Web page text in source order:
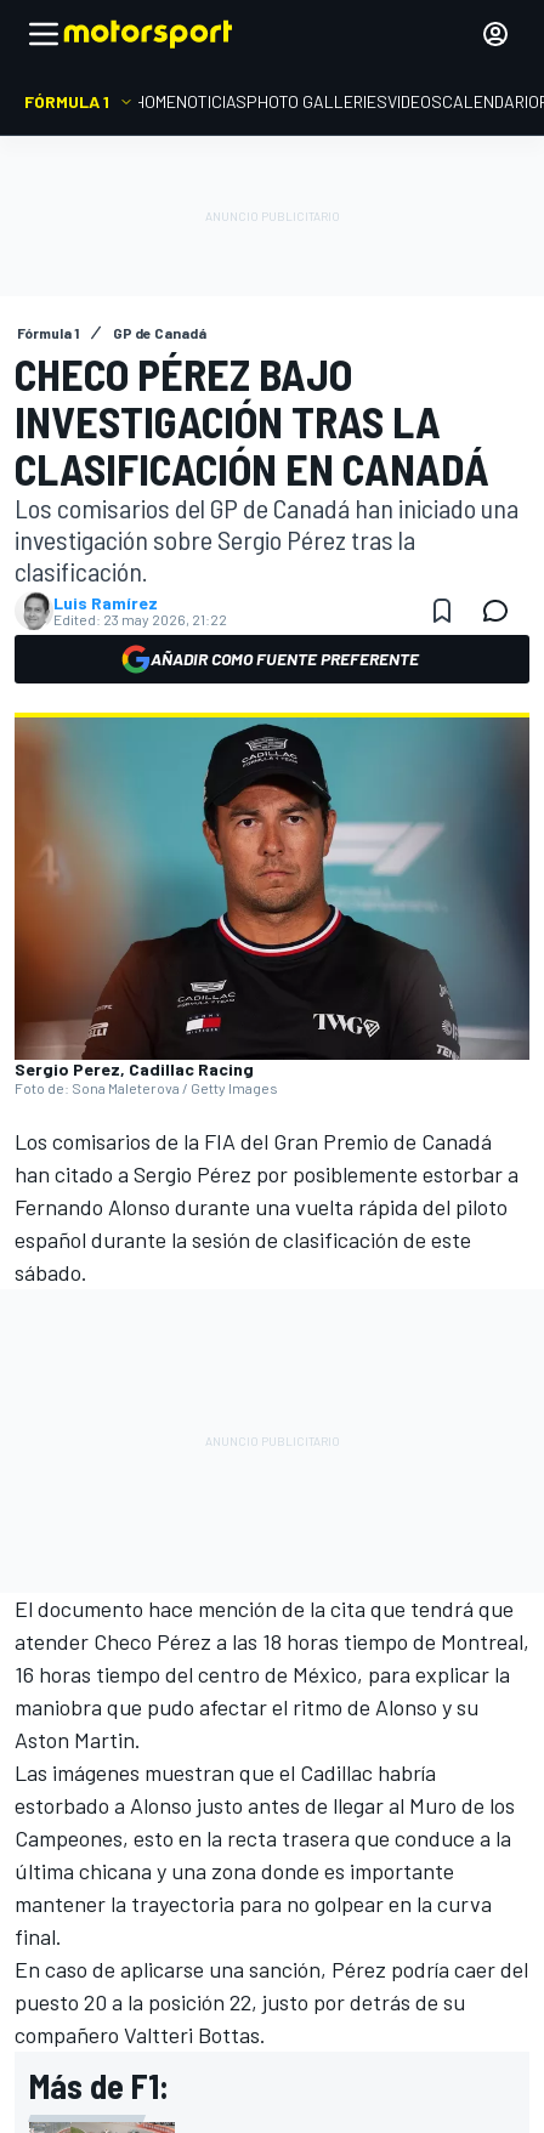
FÓRMULA 1 HOMENOTICIASPHOTO GALLERIESVIDEOSCALENDARIO
Fórmula 1 GP de Canadá
CHECO PÉREZ BAJO
INVESTIGACIÓN TRAS LA
CLASIFICACIÓN EN CANADÁ
Los comisarios del GP de Canadá han iniciado una
investigación sobre Sergio Pérez tras la
clasificación.
Luis Ramírez
Edited: 23 may 2026, 21:22
AÑADIR COMO FUENTE PREFERENTE
Sergio Perez, Cadillac Racing
Foto de: Sona Maleterova / Getty Images
Los comisarios de la FIA del Gran Premio de Canadá
han citado a Sergio Pérez por posiblemente estorbar a
Fernando Alonso durante una vuelta rápida del piloto
español durante la sesión de clasificación de este
sábado.
El documento hace mención de la cita que tendrá que
atender Checo Pérez a las 18 horas tiempo de Montreal,
16 horas tiempo del centro de México, para explicar la
maniobra que pudo afectar el ritmo de Alonso y su
Aston Martin.
Las imágenes muestran que el Cadillac habría
estorbado a Alonso justo antes de llegar al Muro de los
Campeones, esto en la recta trasera que conduce a la
última chicana y una zona donde es importante
mantener la trayectoria para no golpear en la curva
final.
En caso de aplicarse una sanción, Pérez podría caer del
puesto 20 a la posición 22, justo por detrás de su
compañero Valtteri Bottas.
Más de F1: